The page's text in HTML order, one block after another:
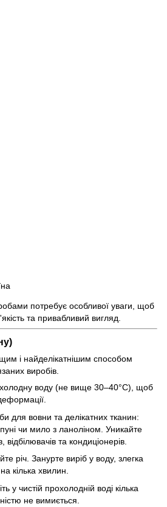
потребує особливої уваги, щоб
та привабливий вигляд.
і найделікатнішим способом
виробів.
воду (не вище 30–40°C), щоб
для вовни та делікатних тканин:
чи мило з ланоліном. Уникайте
та кондиціонерів.
річ. Занурте виріб у воду, злегка
кілька хвилин.
у чистій прохолодній воді кілька
не вимиється.